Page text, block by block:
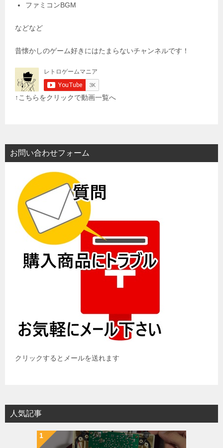
ファミコンBGM
などなど
昔懐かしのゲーム好きにはたまらないチャンネルです！
↑こちらをクリックで動画一覧へ
お問い合わせフォーム
クリックするとメールを送れます
人気記事